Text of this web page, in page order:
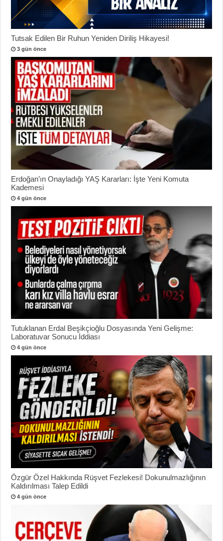
Tutsak Edilen Bir Ruhun Yeniden Diriliş Hikayesi!
3 gün önce
Erdoğan’ın Onayladığı YAŞ Kararları: İşte Yeni Komuta
Kademesi
4 gün önce
Tutuklanan Erdal Beşikçioğlu Dosyasında Yeni Gelişme:
Laboratuvar Sonucu İddiası
4 gün önce
Özgür Özel Hakkında Rüşvet Fezlekesi! Dokunulmazlığının
Kaldırılması Talep Edildi
4 gün önce